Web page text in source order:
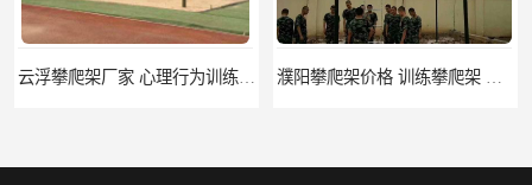
濮阳攀爬架价格 训练攀爬架 批发价格